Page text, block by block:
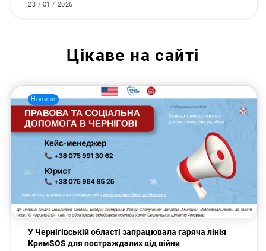
23 / 01 / 2026
Цікаве на сайті
Новини
У Чернігівській області запрацювала гаряча лінія
КримSOS для постраждалих від війни